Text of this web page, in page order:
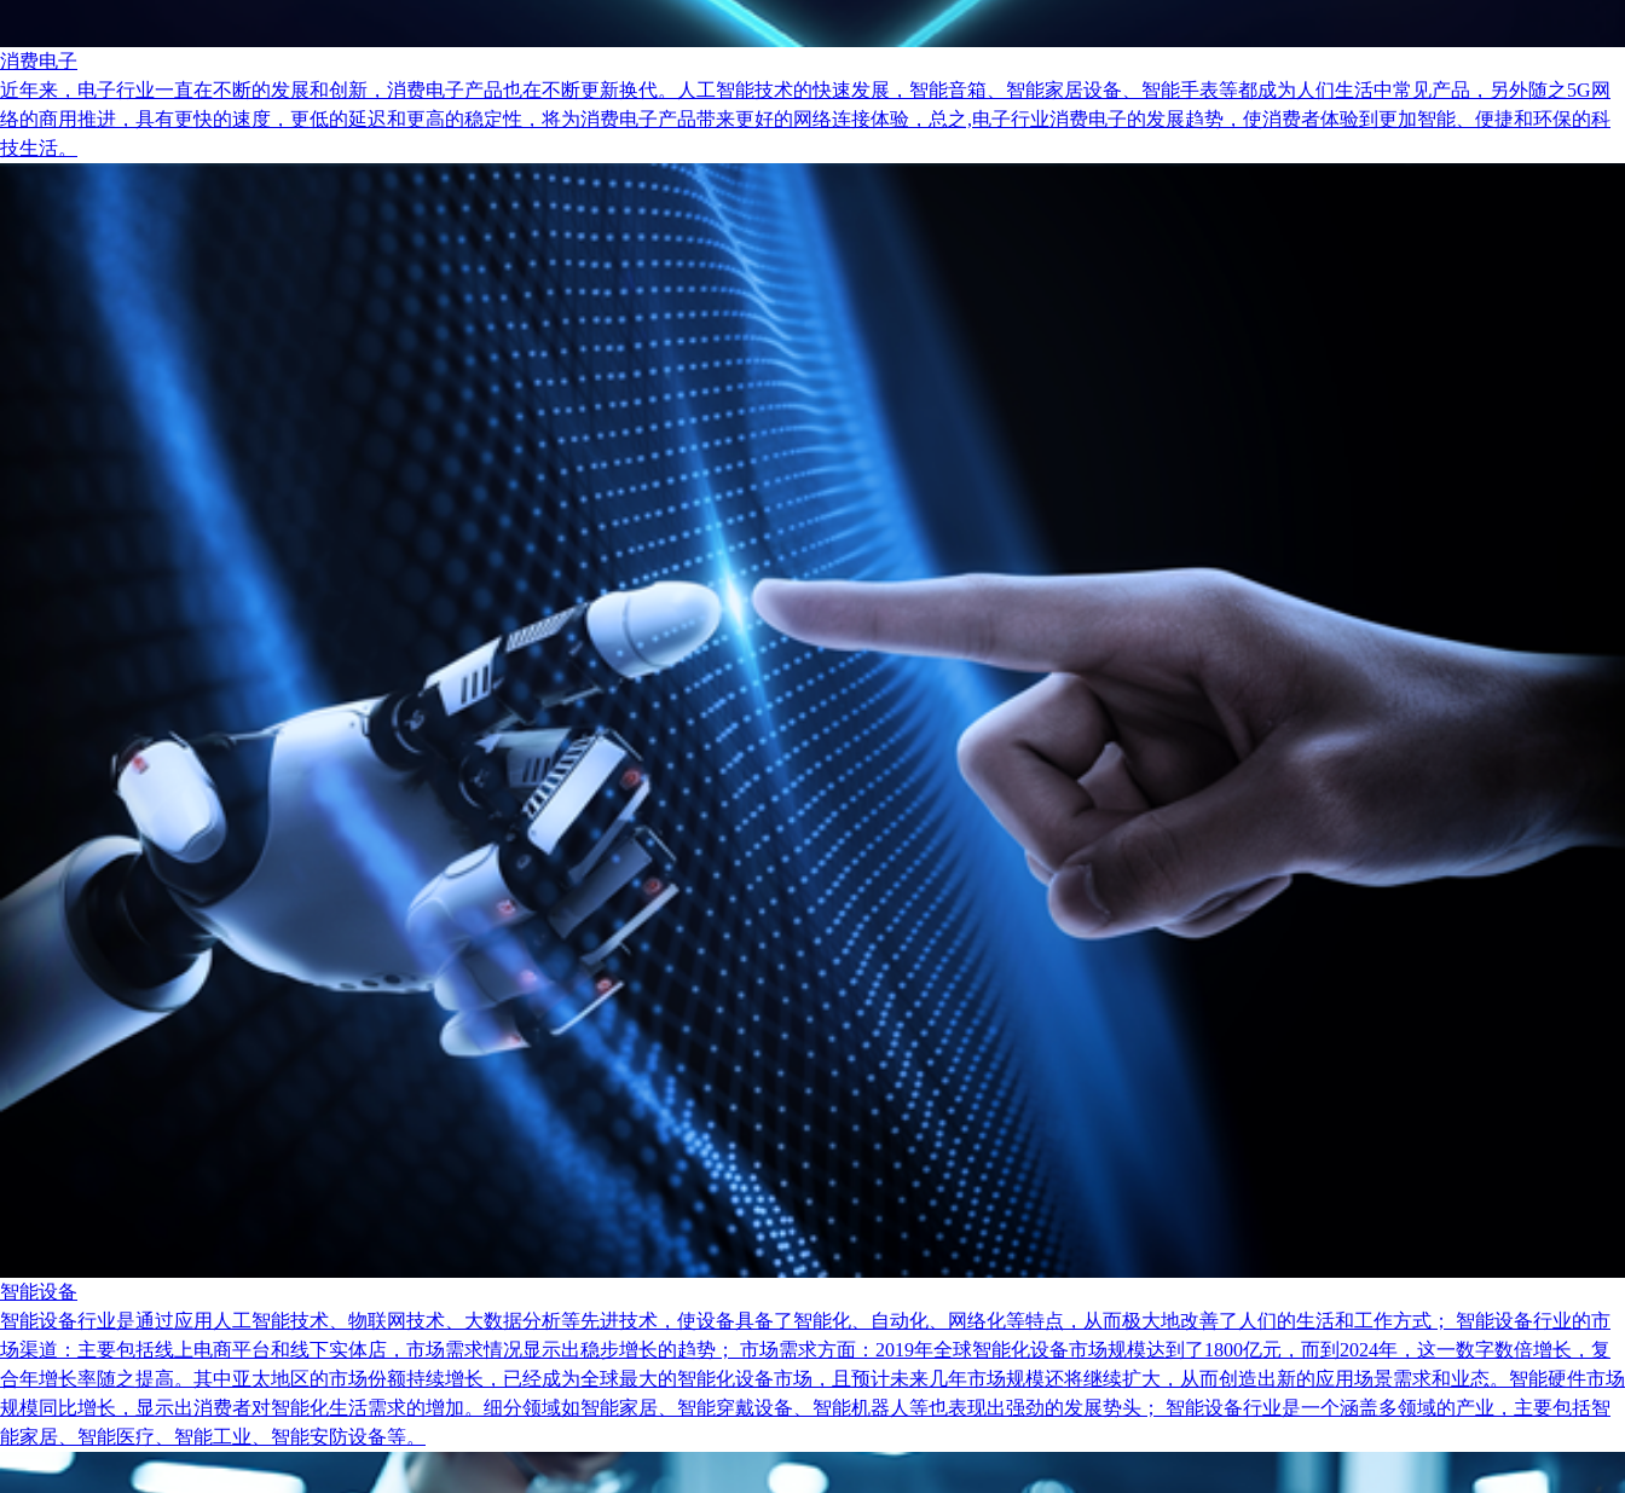
消费电子
近年来，电子行业一直在不断的发展和创新，消费电子产品也在不断更新换代。人工智能技术的快速发展，智能音箱、智能家居设备、智能手表等都成为人们生活中常见产品，另外随之5G网
络的商用推进，具有更快的速度，更低的延迟和更高的稳定性，将为消费电子产品带来更好的网络连接体验，总之,电子行业消费电子的发展趋势，使消费者体验到更加智能、便捷和环保的科
技生活。
智能设备
智能设备行业是通过应用人工智能技术、物联网技术、大数据分析等先进技术，使设备具备了智能化、自动化、网络化等特点，从而极大地改善了人们的生活和工作方式； 智能设备行业的市
场渠道：主要包括线上电商平台和线下实体店，市场需求情况显示出稳步增长的趋势； 市场需求方面：2019年全球智能化设备市场规模达到了1800亿元，而到2024年，这一数字数倍增长，复
合年增长率随之提高。其中亚太地区的市场份额持续增长，已经成为全球最大的智能化设备市场，且预计未来几年市场规模还将继续扩大，从而创造出新的应用场景需求和业态。智能硬件市场
规模同比增长，显示出消费者对智能化生活需求的增加。细分领域如智能家居、智能穿戴设备、智能机器人等也表现出强劲的发展势头； 智能设备行业是一个涵盖多领域的产业，主要包括智
能家居、智能医疗、智能工业、智能安防设备等。